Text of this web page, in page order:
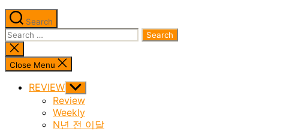
Search
Search
for:
Close
search
Close Menu
REVIEW Show
sub
menu
Review
Weekly
N년 전 이달